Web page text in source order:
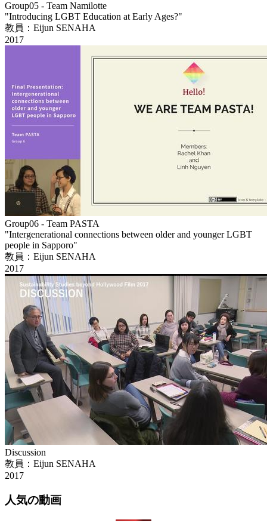
Group05 - Team Namilotte
"Introducing LGBT Education at Early Ages?"
教員：Eijun SENAHA
2017
Group06 - Team PASTA
"Intergenerational connections between older and younger LGBT
people in Sapporo"
教員：Eijun SENAHA
2017
Discussion
教員：Eijun SENAHA
2017
人気の動画